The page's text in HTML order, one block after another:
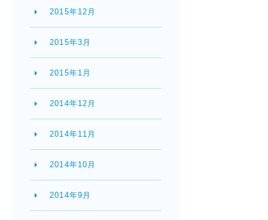
2015年12月
2015年3月
2015年1月
2014年12月
2014年11月
2014年10月
2014年9月